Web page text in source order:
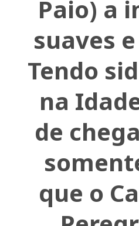
Paio) a
suaves
Tendo
na
de
que o